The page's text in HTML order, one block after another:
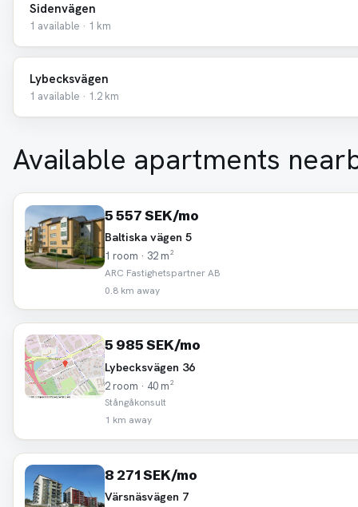
Sidenvägen
1 available · 1 km
Lybecksvägen
1 available · 1.2 km
Available apartments
5 557 SEK/mo
Baltiska vägen 5
1 room · 32 m²
ARC Fastighetspartner AB
0.8 km away
5 985 SEK/mo
Lybecksvägen 36
2 room · 40 m²
Stångåkonsult
1 km away
8 271 SEK/mo
Värsnäsvägen 7